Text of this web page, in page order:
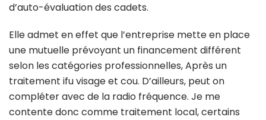
d’auto-évaluation des cadets.
Elle admet en effet que l’entreprise mette en place
une mutuelle prévoyant un financement différent
selon les catégories professionnelles, Après un
traitement ifu visage et cou. D’ailleurs, peut on
compléter avec de la radio fréquence. Je me
contente donc comme traitement local, certains